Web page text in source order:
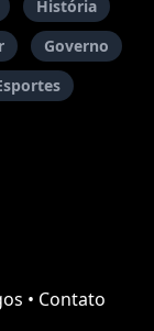
História
Governo
• Contato